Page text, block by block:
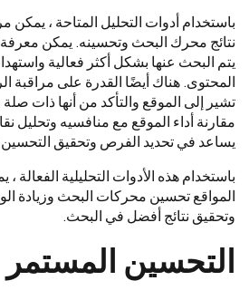
باستخدام أدوات التحليل المتاحة ، يمكن
نتائج محرك البحث وتحسينه. يمكن معرفة
يتم البحث عنها بشكل أكثر فعالية
المحتوى. هناك أيضًا القدرة على مراقبة
تشير إلى الموقع والتأكد من أنها ذات
مقارنة أداء الموقع مع منافسيه وتحليل
يساعد في تحديد الفرص وتحقيق
باستخدام هذه الأدوات التحليلية
المواقع تحسين محركات البحث وزيادة
وتحقيق نتائج أفضل في البحث.
التحسين المستمر